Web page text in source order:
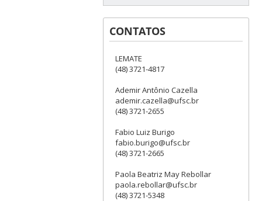
CONTATOS
LEMATE
(48) 3721-4817
Ademir Antônio Cazella
ademir.cazella@ufsc.br
(48) 3721-2655
Fabio Luiz Burigo
fabio.burigo@ufsc.br
(48) 3721-2665
Paola Beatriz May Rebollar
paola.rebollar@ufsc.br
(48) 3721-5348